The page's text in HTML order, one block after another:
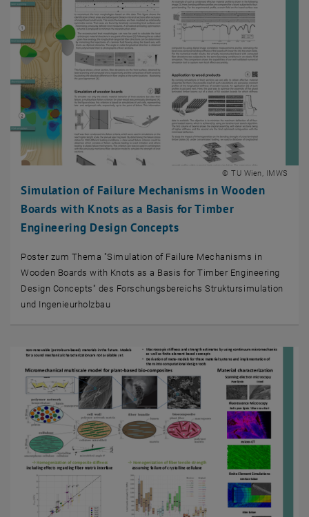
Simulation of Failure Mechanisms in Wooden
Boards with Knots as a Basis for Timber
Engineering Design Concepts
© TU Wien, IMWS
Poster zum Thema "Simulation of Failure Mechanisms in
Wooden Boards with Knots as a Basis for Timber Engineering
Design Concepts" des Forschungsbereichs Struktursimulation
und Ingenieurholzbau